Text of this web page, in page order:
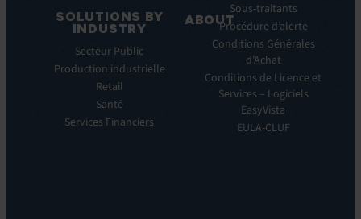
Monitoring:
Observe
Automations:
Orchestrate
SOLUTIONS BY
INDUSTRY
Secteur Public
Production industrielle
Retail
Santé
Services Financiers
ABOUT
Qui
sommes
Notre
Sous-traitants
Procédure d’alerte
Conditions Générales
d’Achat
Conditions de Licence et
Services – Logiciels
EasyVista
EULA-CLUF